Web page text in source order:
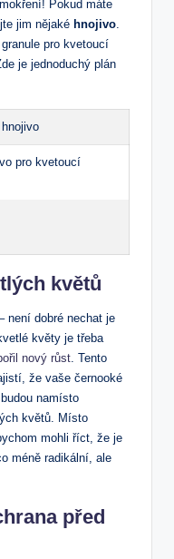
Pokud máte
jim nějaké hnojivo.
pro kvetoucí
je jednoduchý plán
hnojivo
pro kvetoucí
květů
není dobré nechat je
květy je třeba
nový růst. Tento
že vaše černooké
namísto
květů. Místo
mohli říct, že je
méně radikální, ale
před